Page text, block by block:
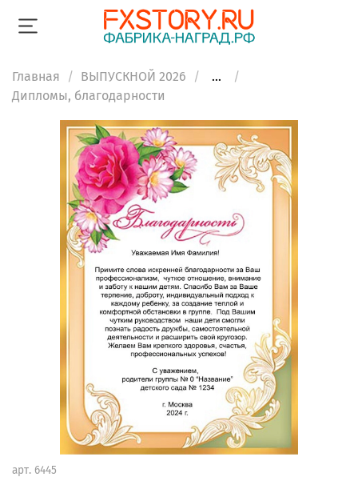
Главная ВЫПУСКНОЙ 2026
...
Дипломы, благодарности
арт. 6445